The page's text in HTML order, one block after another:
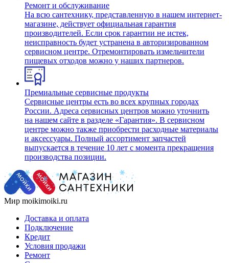
Ремонт и обслуживание
На всю сантехнику, представленную в нашем интернет-
магазине, действует официальная гарантия
производителей. Если срок гарантии не истек,
неисправность будет устранена в авторизированном
сервисном центре. Отремонтировать измельчители
пищевых отходов можно у наших партнеров.
Премиальные сервисные продукты
Сервисные центры есть во всех крупных городах
России. Адреса сервисных центров можно уточнить
на нашем сайте в разделе «Гарантия». В сервисном
центре можно также приобрести расходные материалы
и аксессуары. Полный ассортимент запчастей
выпускается в течение 10 лет с момента прекращения
производства позиции.
Мир moikimoiki.ru
Доставка и оплата
Подключение
Кредит
Условия продажи
Ремонт